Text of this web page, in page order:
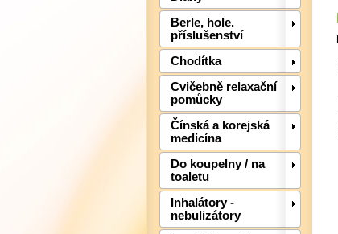
Berle, hole.
příslušenství
Chodítka
Cvičebně relaxační
pomůcky
Čínská a korejská
medicína
Do koupelny / na
toaletu
Inhalátory -
nebulizátory